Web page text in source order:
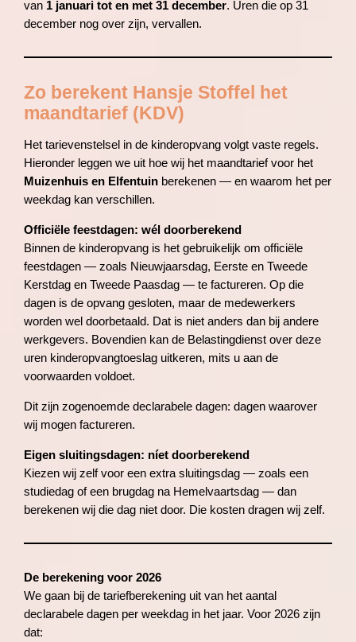
van 1 januari tot en met 31 december. Uren die op 31
december nog over zijn, vervallen.
Zo berekent Hansje Stoffel het
maandtarief (KDV)
Het tarievenstelsel in de kinderopvang volgt vaste regels.
Hieronder leggen we uit hoe wij het maandtarief voor het
Muizenhuis en Elfentuin berekenen — en waarom het per
weekdag kan verschillen.
Officiële feestdagen: wél doorberekend
Binnen de kinderopvang is het gebruikelijk om officiële
feestdagen — zoals Nieuwjaarsdag, Eerste en Tweede
Kerstdag en Tweede Paasdag — te factureren. Op die
dagen is de opvang gesloten, maar de medewerkers
worden wel doorbetaald. Dat is niet anders dan bij andere
werkgevers. Bovendien kan de Belastingdienst over deze
uren kinderopvangtoeslag uitkeren, mits u aan de
voorwaarden voldoet.
Dit zijn zogenoemde declarabele dagen: dagen waarover
wij mogen factureren.
Eigen sluitingsdagen: níet doorberekend
Kiezen wij zelf voor een extra sluitingsdag — zoals een
studiedag of een brugdag na Hemelvaartsdag — dan
berekenen wij die dag niet door. Die kosten dragen wij zelf.
De berekening voor 2026
We gaan bij de tariefberekening uit van het aantal
declarabele dagen per weekdag in het jaar. Voor 2026 zijn
dat: